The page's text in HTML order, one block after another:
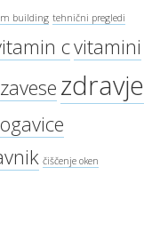
building tehnični pregledi
cvitamini
zavese zdravje
čiščenje oken